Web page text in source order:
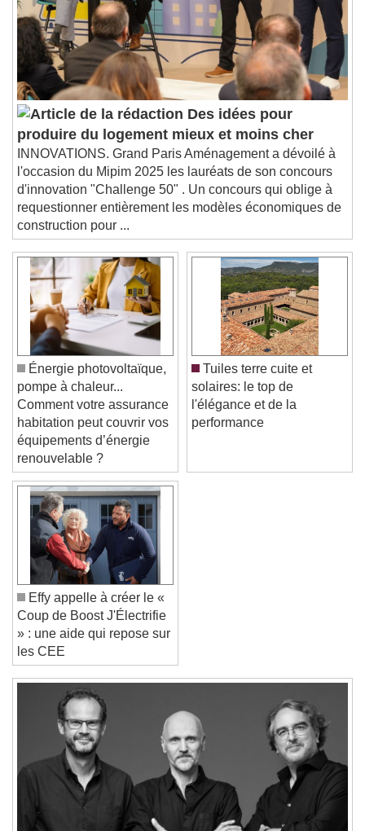
Descriptions
descriptions off, selected
Subtitles
subtitles settings, opens subtitles
settings dialog
subtitles off , selected
Audio Track
Picture-in-Picture
Fullscreen
This is a modal window.
Beginning of dialog window. Escape will cancel
and close the window.
Text
Color Opacity
Text Background
Color
Caption Area Background
Color
Font Size
Text Edge Style
Font Family
Reset
Done
Close Modal Dialog
End of dialog window.
Des idées pour
produire du logement mieux et moins cher
INNOVATIONS. Grand Paris Aménagement a dévoilé à
l'occasion du Mipim 2025 les lauréats de son concours
d'innovation "Challenge 50" . Un concours qui oblige à
requestionner entièrement les modèles économiques de
construction pour ...
Énergie photovoltaïque,
pompe à chaleur...
Comment votre assurance
habitation peut couvrir vos
équipements d’énergie
renouvelable ?
Tuiles terre cuite et
solaires: le top de
l'élégance et de la
Effy appelle à créer le «
Coup de Boost J'Électrifie
» : une aide qui repose sur
les CEE